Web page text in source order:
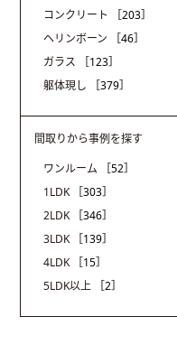
コンクリート
［203］
ヘリンボーン
［46］
ガラス
［123］
躯体現し
［379］
間取りから事例を探す
ワンルーム
［52］
1LDK
［303］
2LDK
［346］
3LDK
［139］
4LDK
［15］
5LDK以上
［2］